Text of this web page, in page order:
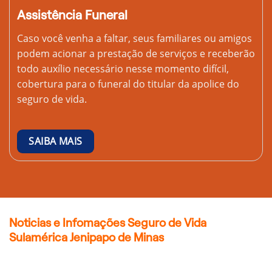
Assistência Funeral
Caso você venha a faltar, seus familiares ou amigos
podem acionar a prestação de serviços e receberão
todo auxílio necessário nesse momento difícil,
cobertura para o funeral do titular da apolice do
seguro de vida.
SAIBA MAIS
Noticias e Infomações Seguro de Vida
Sulamérica Jenipapo de Minas